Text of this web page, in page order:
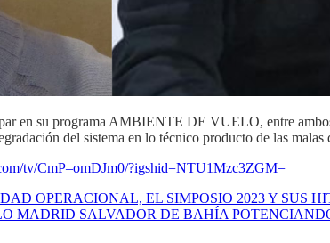
en su programa AMBIENTE DE VUELO, entre
del sistema en lo técnico producto de las
tv/CmP–omDJm0/?igshid=NTU1Mzc3ZGM=
OPERACIONAL, EL SIMPOSIO 2023 Y SUS
MADRID SALVADOR DE BAHÍA